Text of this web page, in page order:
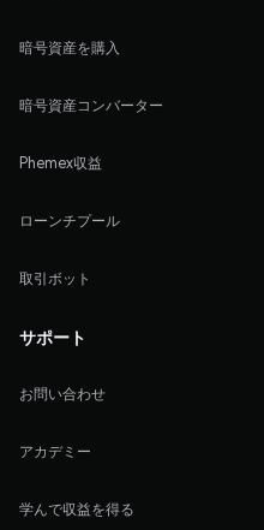
暗号資産を購入
暗号資産コンバーター
Phemex収益
ローンチプール
取引ボット
サポート
お問い合わせ
アカデミー
学んで収益を得る